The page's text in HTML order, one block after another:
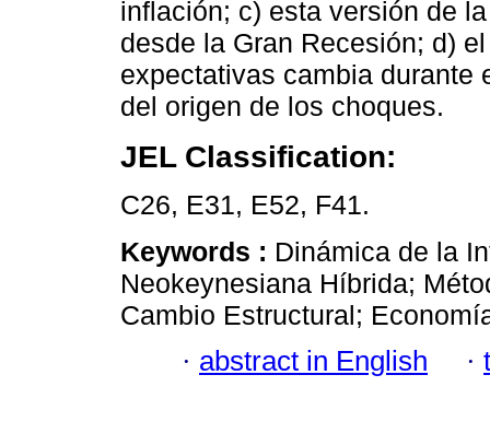
inflación; c) esta versión de
desde la Gran Recesión; d)
expectativas cambia durante
del origen de los choques.
JEL Classification:
C26, E31, E52, F41.
Keywords : Dinámica de la
Neokeynesiana Híbrida;
Cambio Estructural;
· abstract in English ·